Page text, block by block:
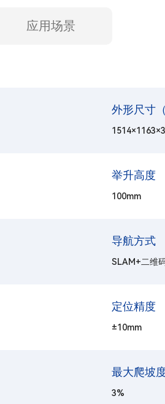
应用场景
外形尺寸
举升高度
100mm
导航方式
SLAM+二维
定位精度
±10mm
最大爬坡
3%